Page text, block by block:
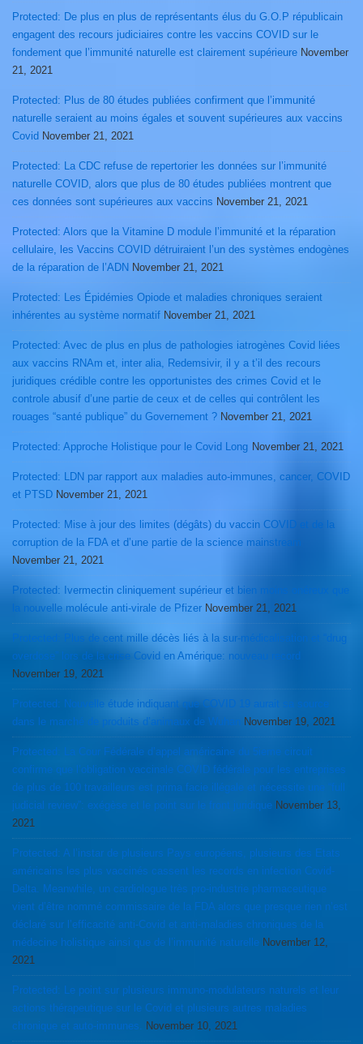
Protected: De plus en plus de représentants élus du G.O.P républicain
engagent des recours judiciaires contre les vaccins COVID sur le
fondement que l’immunité naturelle est clairement supérieure November
21, 2021
Protected: Plus de 80 études publiées confirment que l’immunité
naturelle seraient au moins égales et souvent supérieures aux vaccins
Covid November 21, 2021
Protected: La CDC refuse de repertorier les données sur l’immunité
naturelle COVID, alors que plus de 80 études publiées montrent que
ces données sont supérieures aux vaccins November 21, 2021
Protected: Alors que la Vitamine D module l’immunité et la réparation
cellulaire, les Vaccins COVID détruiraient l’un des systèmes endogènes
de la réparation de l’ADN November 21, 2021
Protected: Les Épidémies Opiode et maladies chroniques seraient
inhérentes au système normatif November 21, 2021
Protected: Avec de plus en plus de pathologies iatrogènes Covid liées
aux vaccins RNAm et, inter alia, Redemsivir, il y a t’il des recours
juridiques crédible contre les opportunistes des crimes Covid et le
controle abusif d’une partie de ceux et de celles qui contrôlent les
rouages “santé publique” du Governement ? November 21, 2021
Protected: Approche Holistique pour le Covid Long November 21, 2021
Protected: LDN par rapport aux maladies auto-immunes, cancer, COVID
et PTSD November 21, 2021
Protected: Mise à jour des limites (dégâts) du vaccin COVID et de la
corruption de la FDA et d’une partie de la science mainstream
November 21, 2021
Protected: Ivermectin cliniquement supérieur et bien moins onéreux que
la nouvelle molécule anti-virale de Pfizer November 21, 2021
Protected: Plus de cent mille décès liés à la sur-médicalisation et “drug
overdose” lors de la crise Covid en Amérique: nouveau record
November 19, 2021
Protected: Nouvelle étude indiquant que COVID 19 aurait sa source
dans le marché de produits d’animaux de Wuhan November 19, 2021
Protected: La Cour Fédérale d’appel américaine du 5ieme circuit
confirme que l’obligation vaccinale COVID fédérale pour les entreprises
de plus de 100 travailleurs est prima facie illégale et nécessite une “full
judicial review”: exégèse et le point sur le front juridique November 13,
2021
Protected: A l’instar de plusieurs Pays européens, plusieurs des Etats
américains les plus vaccinés cassent les records en infection Covid-
Delta. Meanwhile, un cardiologue très pro-industrie pharmaceutique
vient d’être nommé commissaire de la FDA alors que presque rien n’est
déclaré sur l’efficacité anti-Covid et anti-maladies chroniques de la
médecine holistique ainsi que de l’immunité naturelle November 12,
2021
Protected: Le point sur plusieurs immuno-modulateurs naturels et leur
actions thérapeutique sur le Covid et plusieurs autres maladies
chronique et auto-immunes.
November 10, 2021